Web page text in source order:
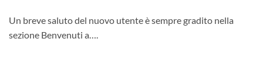
Un breve saluto del nuovo utente è sempre gradito nella
sezione Benvenuti a….